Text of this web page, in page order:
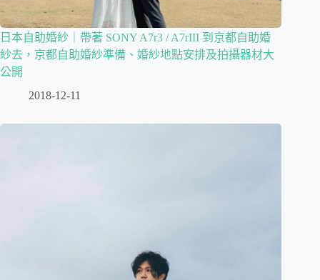
日本自助婚紗｜帶著 SONY A7r3 / A7rIII 到京都自助婚
紗去，京都自助婚紗準備、婚紗地點安排及拍攝器材大
公開
2018-12-11